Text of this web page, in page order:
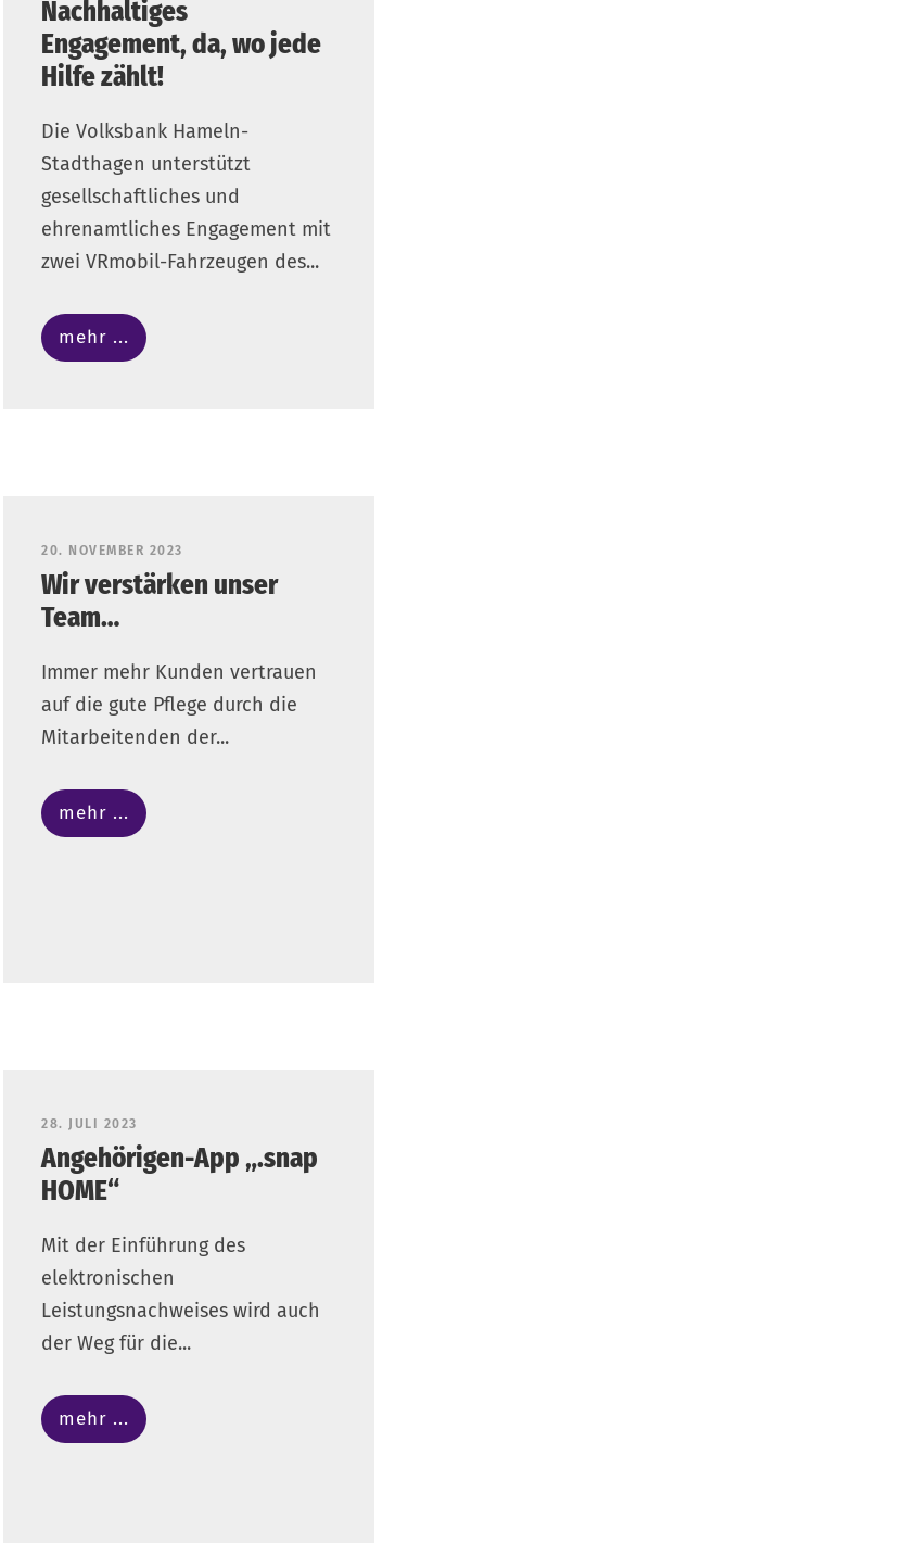
Nachhaltiges
Engagement, da, wo jede
Hilfe zählt!
Die Volksbank Hameln-
Stadthagen unter­stützt
gesellschaftliches und
ehrenamtliches Engagement mit
zwei VRmobil-Fahrzeugen des...
mehr ...
20. NOVEMBER 2023
Wir verstärken unser
Team…
Immer mehr Kunden vertrauen
auf die gute Pflege durch die
Mitarbeitenden der...
mehr ...
28. JULI 2023
Angehörigen-App „.snap
HOME“
Mit der Einführung des
elektronischen
Leistungsnachweises wird auch
der Weg für die...
mehr ...